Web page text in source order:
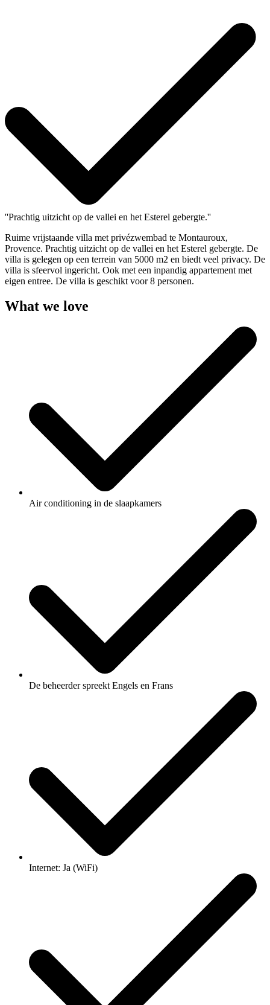
''Prachtig uitzicht op de vallei en het Esterel gebergte.''
Ruime vrijstaande villa met privézwembad te Montauroux,
Provence. Prachtig uitzicht op de vallei en het Esterel gebergte. De
villa is gelegen op een terrein van 5000 m2 en biedt veel privacy. De
villa is sfeervol ingericht. Ook met een inpandig appartement met
eigen entree. De villa is geschikt voor 8 personen.
What we love
Air conditioning in de slaapkamers
De beheerder spreekt Engels en Frans
Internet: Ja (WiFi)